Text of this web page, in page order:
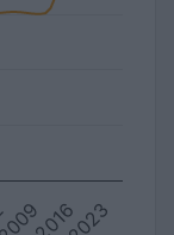
20162023